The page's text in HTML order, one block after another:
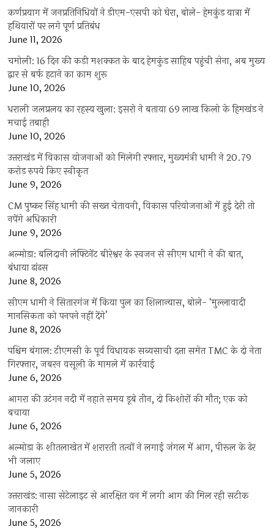
कर्णप्रयाग में जनप्रतिनिधियों ने डीएम-एसपी को घेरा, बोले- हेमकुंड यात्रा में
हथियारों पर लगे पूर्ण प्रतिबंध
June 11, 2026
चमोली: 16 दिन की कड़ी मशक्कत के बाद हेमकुंड साहिब पहुंची सेना, अब मुख्य
द्वार से बर्फ हटाने का काम शुरू
June 10, 2026
धराली जलप्रलय का रहस्य खुला: इसरो ने बताया 69 लाख किलो के हिमखंड ने
मचाई तबाही
June 10, 2026
उत्तराखंड में विकास योजनाओं को मिलेगी रफ्तार, मुख्यमंत्री धामी ने 20.79
करोड़ रुपये किए स्वीकृत
June 9, 2026
CM पुष्कर सिंह धामी की सख्त चेतावनी, विकास परियोजनाओं में हुई देरी तो
नपेंगे अधिकारी
June 9, 2026
अल्मोड़ा: बलिदानी लेफ्टिनेंट बीरेश्वर के स्वजन से सीएम धामी ने की बात,
बंधाया ढांढस
June 8, 2026
सीएम धामी ने सितारगंज में किया पुल का शिलान्यास, बोले- ‘मुल्लावादी
मानसिकता को पनपने नहीं देंगे’
June 8, 2026
पश्चिम बंगाल: टीएमसी के पूर्व विधायक सब्यसाची दत्ता समेत TMC के दो नेता
गिरफ्तार, जबरन वसूली के मामले में कार्रवाई
June 6, 2026
आगरा की उटंगन नदी में नहाते समय डूबे तीन, दो किशोरों की मौत; एक को
बचाया
June 6, 2026
अल्मोड़ा के शीतलाखेत में शरारती तत्वों ने लगाई जंगल में आग, पीरूल के ढेर
भी जलाए
June 5, 2026
उत्तराखंड: नासा सेटेलाइट से आरक्षित वन में लगी आग की मिल रही सटीक
जानकारी
June 5, 2026